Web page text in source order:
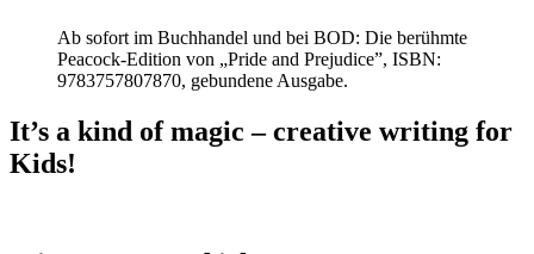
Ab sofort im Buchhandel und bei BOD: Die berühmte
Peacock-Edition von „Pride and Prejudice”, ISBN:
9783757807870, gebundene Ausgabe.
It’s a kind of magic – creative writing for
Kids!